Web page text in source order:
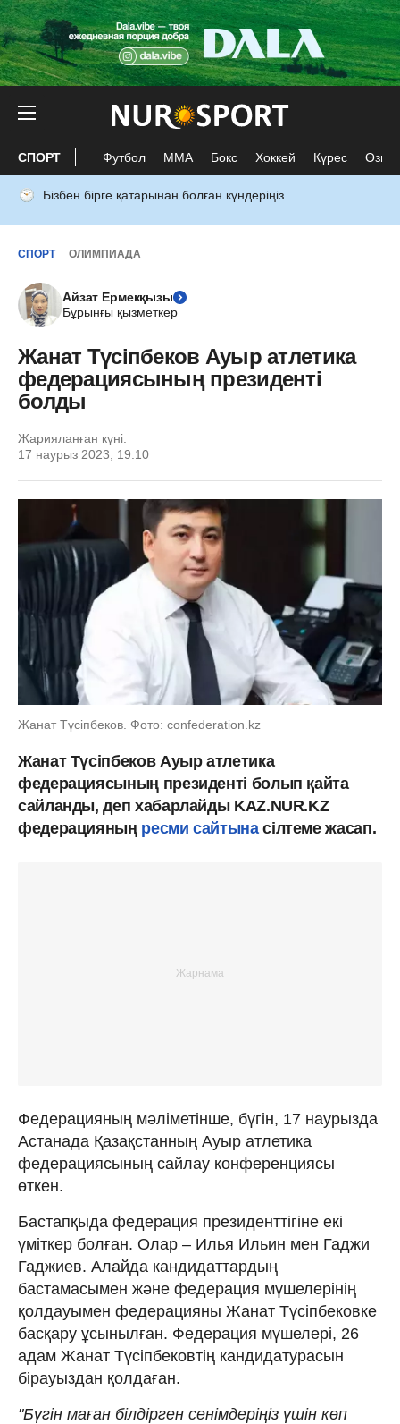
СПОРТ Футбол ММА Бокс Хоккей Күрес Өзге
Бізбен бірге қатарынан болған күндеріңіз
СПОРТ ОЛИМПИАДА
Айзат Ермекқызы
Бұрынғы қызметкер
Жанат Түсіпбеков Ауыр атлетика
федерациясының президенті
болды
Жарияланған күні:
17 наурыз 2023, 19:10
Жанат Түсіпбеков. Фото: confederation.kz
Жанат Түсіпбеков Ауыр атлетика
федерациясының президенті болып қайта
сайланды, деп хабарлайды KAZ.NUR.KZ
федерацияның ресми сайтынасілтеме жасап.
Федерацияның мәліметінше, бүгін, 17 наурызда
Астанада Қазақстанның Ауыр атлетика
федерациясының сайлау конференциясы
өткен.
Бастапқыда федерация президенттігіне екі
үміткер болған. Олар – Илья Ильин мен Гаджи
Гаджиев. Алайда кандидаттардың
бастамасымен және федерация мүшелерінің
қолдауымен федерацияны Жанат Түсіпбековке
басқару ұсынылған. Федерация мүшелері, 26
адам Жанат Түсіпбековтің кандидатурасын
бірауыздан қолдаған.
"Бүгін маған білдірген сенімдеріңіз үшін көп